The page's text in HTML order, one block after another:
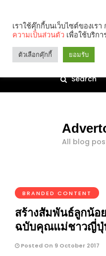
Search
All blog
BRANDED CONTENT
สร้างสัมพันธ์ลูกน้อ
ฉบับคุณแม่ชาวญี่ปุ่
Posted On 9 October 2017
เราใช้คุ๊กกี้บนเว็บไซต์ของเร
ความเป็นส่วนตัว เพื่อใช้บริกา
ตัวเลือกคุ๊กกี้ ยอมรับ